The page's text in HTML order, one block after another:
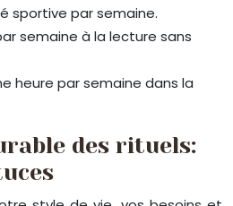
sportive par semaine.
semaine à la lecture sans
heure par semaine dans la
des rituels: